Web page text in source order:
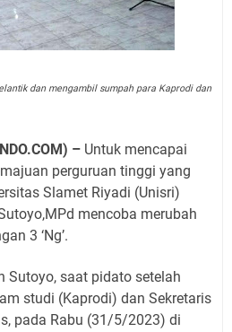
dan mengambil sumpah para Kaprodi dan
– Untuk mencapai
perguruan tinggi yang
Slamet Riyadi (Unisri)
mencoba merubah
3 ‘Ng’.
Sutoyo, saat pidato setelah
studi (Kaprodi) dan Sekretaris
pada Rabu (31/5/2023) di